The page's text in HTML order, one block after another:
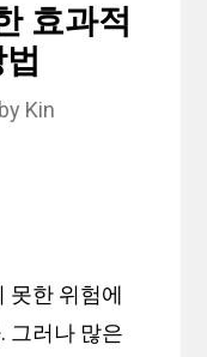
효과적
by Kin
못한 위험에
그러나 많은